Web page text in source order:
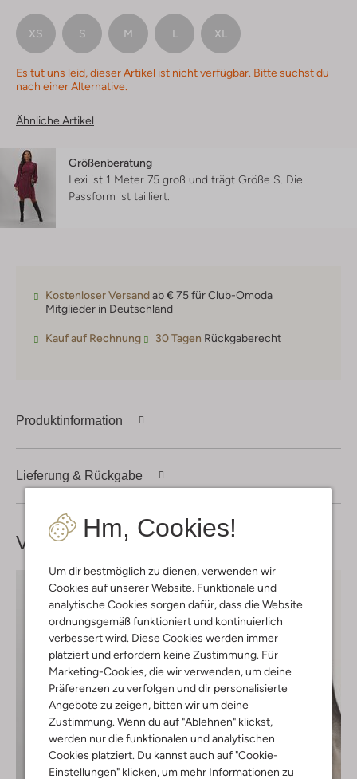
Hm, Cookies!
Um dir bestmöglich zu dienen, verwenden wir
Cookies auf unserer Website. Funktionale und
analytische Cookies sorgen dafür, dass die Website
ordnungsgemäß funktioniert und kontinuierlich
verbessert wird. Diese Cookies werden immer
platziert und erfordern keine Zustimmung. Für
Marketing-Cookies, die wir verwenden, um deine
Präferenzen zu verfolgen und dir personalisierte
Angebote zu zeigen, bitten wir um deine
Zustimmung. Wenn du auf "Ablehnen" klickst,
werden nur die funktionalen und analytischen
Cookies platziert. Du kannst auch auf "Cookie-
Einstellungen" klicken, um mehr Informationen zu
XS S M L XL
Es tut uns leid, dieser Artikel ist nicht verfügbar. Bitte suchst du
nach einer Alternative.
Ähnliche Artikel
Größenberatung
Lexi ist 1 Meter 75 groß und trägt Größe S. Die
Passform ist tailliert
Kostenloser Versandab € 75 für Club-Omoda
Mitglieder in Deutschland
Kauf auf Rechnung 30 Tagen Rückgaberecht
Produktinformation
Lieferung & Rückgabe
Vervollständige deinenLook